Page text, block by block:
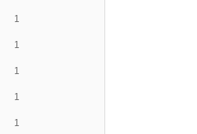
1
1
1
1
1